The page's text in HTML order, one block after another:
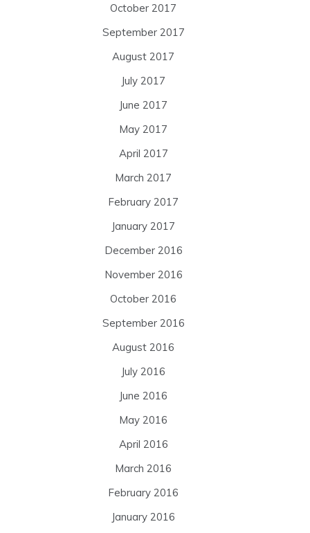
October 2017
September 2017
August 2017
July 2017
June 2017
May 2017
April 2017
March 2017
February 2017
January 2017
December 2016
November 2016
October 2016
September 2016
August 2016
July 2016
June 2016
May 2016
April 2016
March 2016
February 2016
January 2016